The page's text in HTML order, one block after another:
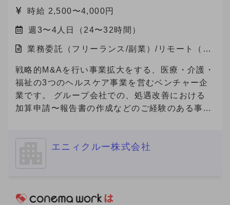
施する観点から、大変恐縮ですがご返信できない
ことがありますので、ご協力をお願いいたしま
両立できる点が大きな魅力です。 今回、当社は
これらのサービスにご関心をお持ちの企業様をご
紹介いただけるパートナーを募集しています。
時給 2,500〜4,000円
週3〜4人日（24〜32時間）
業務委託（フリーランス/副業）/リモート（在
戦略的M&Aを行い事業拡大をする、医療・介護・
福祉の3つのヘルスケア事業を営むベンチャー企
業です。 グループ会社での、処遇改善における
加算申請〜報告書の作成などのご経験のある事務
あたり■（必須） 必須要件について、具体的なご
ります。
エニィクルー株式会社